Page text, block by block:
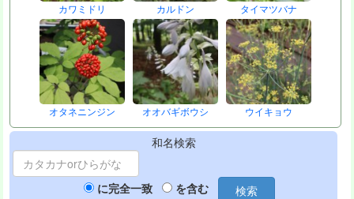
カワミドリ カルドン タイマツバナ
オタネニンジン オオバギボウシ ウイキョウ
和名検索
に完全一致 を含む 検索